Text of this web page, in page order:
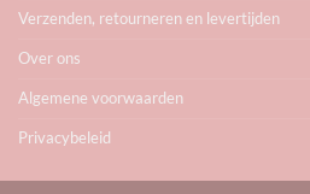
Verzenden, retourneren en levertijden
Over ons
Algemene voorwaarden
Privacybeleid